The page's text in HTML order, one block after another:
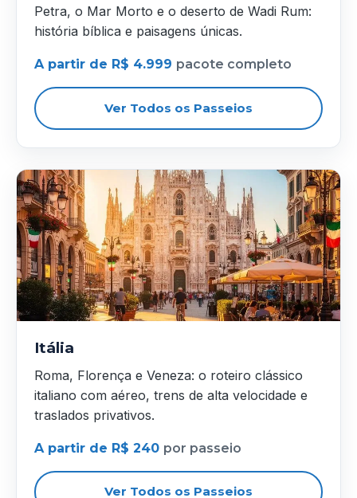
Petra, o Mar Morto e o deserto de Wadi Rum:
história bíblica e paisagens únicas.
A partir de R$ 4.999 pacote completo
Ver Todos os Passeios
Itália
Roma, Florença e Veneza: o roteiro clássico
italiano com aéreo, trens de alta velocidade e
traslados privativos.
A partir de R$ 240 por passeio
Ver Todos os Passeios